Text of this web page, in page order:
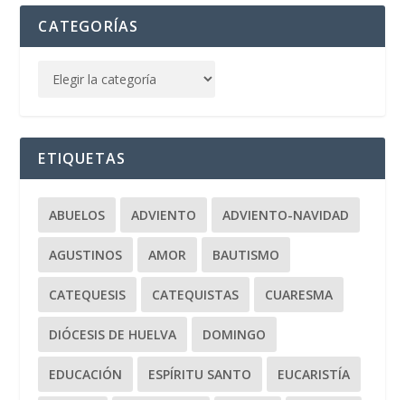
CATEGORÍAS
ETIQUETAS
ABUELOS ADVIENTO ADVIENTO-NAVIDAD
AGUSTINOS AMOR BAUTISMO
CATEQUESIS CATEQUISTAS CUARESMA
DIÓCESIS DE HUELVA DOMINGO
EDUCACIÓN ESPÍRITU SANTO EUCARISTÍA